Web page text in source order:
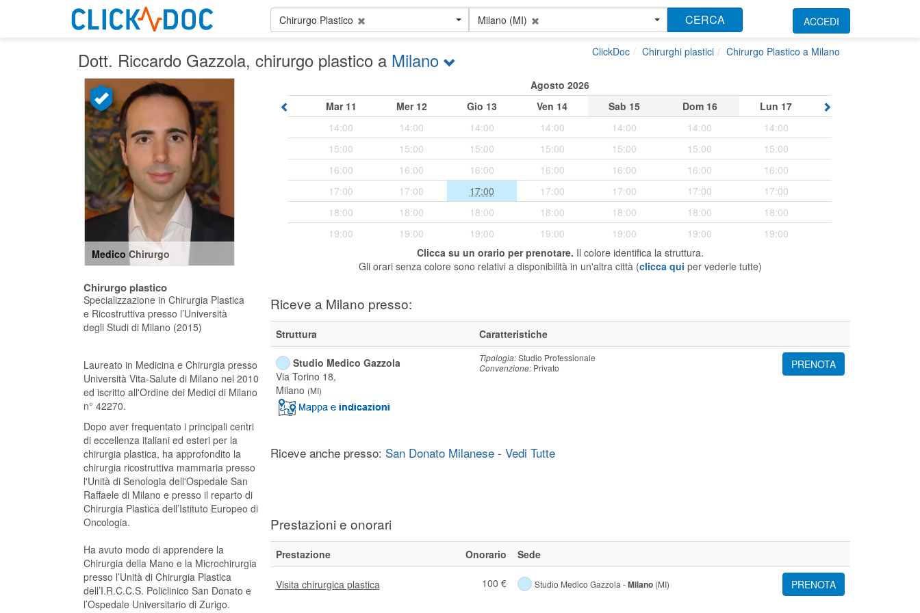
Chirurgo Plastico Milano (MI) CERCA ACCEDI
Dott. Riccardo Gazzola, chirurgo plastico a Milano ClickDoc Chirurghi plastici Chirurgo Plastico a Milano
Medico Chirurgo
Chirurgo plastico
Specializzazione in Chirurgia Plastica
e Ricostruttiva presso l’Università
degli Studi di Milano (2015)
Laureato in Medicina e Chirurgia presso
Università Vita-Salute di Milano nel 2010
ed iscritto all'Ordine dei Medici di Milano
n° 42270.
Dopo aver frequentato i principali centri
di eccellenza italiani ed esteri per la
chirurgia plastica, ha approfondito la
chirurgia ricostruttiva mammaria presso
l'Unità di Senologia dell'Ospedale San
Raffaele di Milano e presso il reparto di
Chirurgia Plastica dell’Istituto Europeo di
Oncologia.
Ha avuto modo di apprendere la
Chirurgia della Mano e la Microchirurgia
presso l’Unità di Chirurgia Plastica
dell’I.R.C.C.S. Policlinico San Donato e
l’Ospedale Universitario di Zurigo.
Agosto 2026
Mar 11 Mer 12 Gio 13 Ven 14 Sab 15 Dom 16 Lun 17
14:00
14:00 14:00 14:00 14:00 14:00
14:00
15:00
15:00 15:00 15:00 15:00 15:00
15:00
16:00
16:00 16:00 16:00 16:00 16:00
16:00
17:00
17:00 17:00 17:00 17:00 17:00
17:00
18:00
18:00 18:00 18:00 18:00 18:00
18:00
19:00
19:00 19:00 19:00 19:00 19:00
19:00
Clicca su un orario per prenotare. Il colore identifica la struttura.
Gli orari senza colore sono relativi a disponibilità in un'altra città (clicca qui per vederle tutte)
Riceve a Milano presso:
Struttura Caratteristiche
Studio Medico Gazzola
Via Torino 18,
Milano (MI)
Tipologia:Studio Professionale
Convenzione:Privato PRENOTA
Riceve anche presso: San Donato Milanese - Vedi Tutte
Prestazioni e onorari
Prestazione Onorario Sede
Visita chirurgica plastica 100 € Studio Medico Gazzola -Milano (MI) PRENOTA